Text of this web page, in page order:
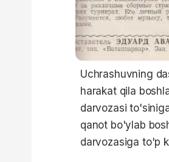
Uchrashuvning
harakat qila
darvozasi
qanot bo'ylab
darvozasiga to'p